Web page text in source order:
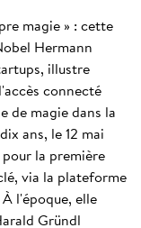
magie » : cette
Hermann
illustre
connecté
de magie dans la
ans, le 12 mai
la première
via la plateforme
l'époque, elle
Gründl